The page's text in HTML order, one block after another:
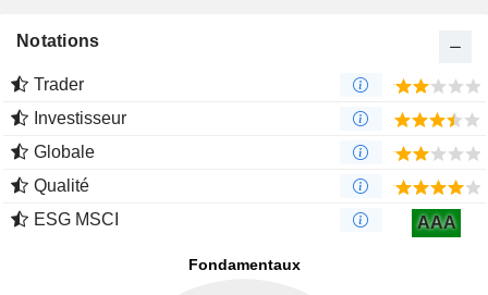
Notations
Trader
Investisseur
Globale
Qualité
ESG MSCI
AAA